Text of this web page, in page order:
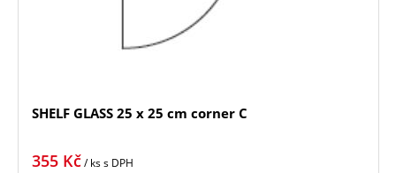
SHELF GLASS 25 x 25 cm corner C
355 Kč/ kss DPH